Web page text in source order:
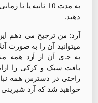
به مدت 10 ثانیه
دهید.
میتوانید آن را به صورت
بافت سبک و کرکی را
راحتی در دسترس همه
خواهید شد که آرد